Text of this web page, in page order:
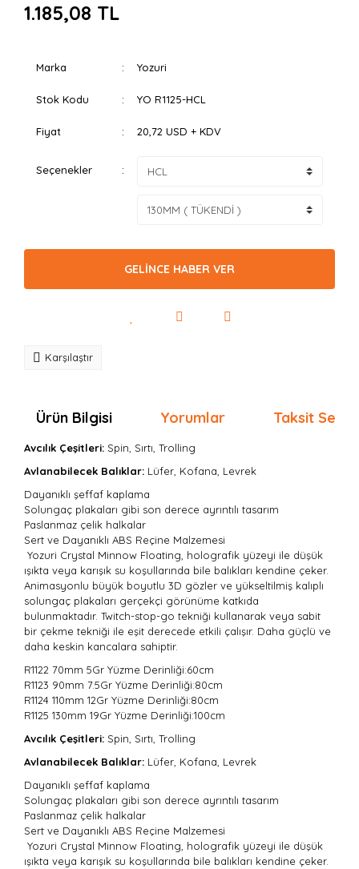
1.185,08 TL
Marka Yozuri
Stok Kodu YO R1125-HCL
Fiyat 20,72 USD + KDV
Seçenekler
GELİNCE HABER VER
Karşılaştır
Ürün Bilgisi Yorumlar Taksit
Avcılık Çeşitleri: Spin, Sırtı, Trolling
Avlanabilecek Balıklar: Lüfer, Kofana, Levrek
Dayanıklı şeffaf kaplama
Solungaç plakaları gibi son derece ayrıntılı tasarım
Paslanmaz çelik halkalar
Sert ve Dayanıklı ABS Reçine Malzemesi
Yozuri Crystal Minnow Floating, holografik yüzeyi ile düşük
ışıkta veya karışık su koşullarında bile balıkları kendine çeker.
Animasyonlu büyük boyutlu 3D gözler ve yükseltilmiş kalıplı
solungaç plakaları gerçekçi görünüme katkıda
bulunmaktadır. Twitch-stop-go tekniği kullanarak veya sabit
bir çekme tekniği ile eşit derecede etkili çalışır. Daha güçlü ve
daha keskin kancalara sahiptir.
R1122 70mm 5Gr Yüzme Derinliği:60cm
R1123 90mm 7.5Gr Yüzme Derinliği:80cm
R1124 110mm 12Gr Yüzme Derinliği:80cm
R1125 130mm 19Gr Yüzme Derinliği:100cm
Avcılık Çeşitleri: Spin, Sırtı, Trolling
Avlanabilecek Balıklar: Lüfer, Kofana, Levrek
Dayanıklı şeffaf kaplama
Solungaç plakaları gibi son derece ayrıntılı tasarım
Paslanmaz çelik halkalar
Sert ve Dayanıklı ABS Reçine Malzemesi
Yozuri Crystal Minnow Floating, holografik yüzeyi ile düşük
ışıkta veya karışık su koşullarında bile balıkları kendine çeker.